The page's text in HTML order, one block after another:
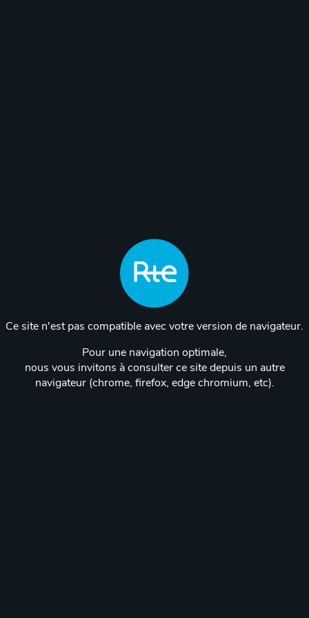
Ce site n'est pas compatible avec votre version de navigateur.
Pour une navigation optimale,
nous vous invitons à consulter ce site depuis un autre
navigateur (chrome, firefox, edge chromium, etc).